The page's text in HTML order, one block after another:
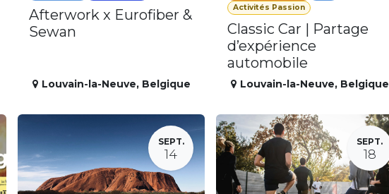
Afterwork x Eurofiber &
Sewan
Louvain-la-Neuve, Belgique
Activités Passion
Classic Car | Partage
d’expérience
automobile
Louvain-la-Neuve, Belgique
SEPT.
14
SEPT.
18